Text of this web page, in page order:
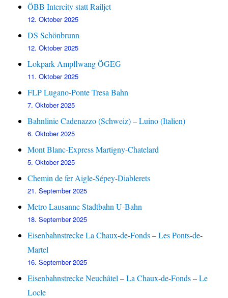
ÖBB Intercity statt Railjet
12. Oktober 2025
DS Schönbrunn
12. Oktober 2025
Lokpark Ampflwang ÖGEG
11. Oktober 2025
FLP Lugano-Ponte Tresa Bahn
7. Oktober 2025
Bahnlinie Cadenazzo (Schweiz) – Luino (Italien)
6. Oktober 2025
Mont Blanc-Express Martigny-Chatelard
5. Oktober 2025
Chemin de fer Aigle-Sépey-Diablerets
21. September 2025
Metro Lausanne Stadtbahn U-Bahn
18. September 2025
Eisenbahnstrecke La Chaux-de-Fonds – Les Ponts-de-
Martel
16. September 2025
Eisenbahnstrecke Neuchâtel – La Chaux-de-Fonds – Le
Locle